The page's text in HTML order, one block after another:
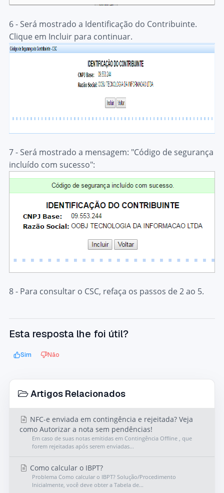
6 - Será mostrado a Identificação do Contribuinte.
Clique em Incluirpara continuar.
7 - Será mostrado a mensagem: "Código de segurança
incluído com sucesso":
8 - Para consultar o CSC, refaça os passos de 2 ao 5.
Esta resposta lhe foi útil?
Sim Não
Artigos Relacionados
NFC-e enviada em contingência e rejeitada? Veja
como Autorizar a nota sem pendências!
Em caso de suas notas emitidas em Contingência Offline , que
forem rejeitadas após serem enviadas...
Como calcular o IBPT?
Problema Como calcular o IBPT? Solução/Procedimento
Inicialmente, você deve obter a Tabela de...